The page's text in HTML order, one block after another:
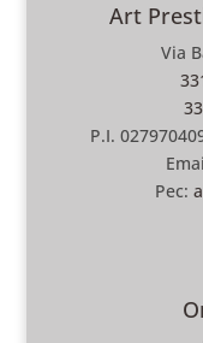
Art
Via
P.I.
Pec: